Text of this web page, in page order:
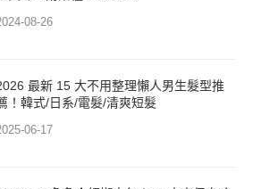
08-26
最新 15 大不用整理懶人男生髮型推
！韓式/日系/電髮/清爽短髮
06-17